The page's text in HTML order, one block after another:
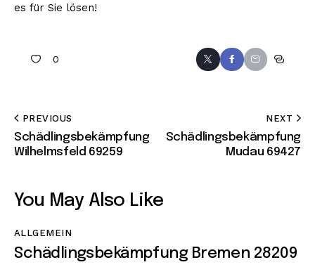
es für Sie lösen!
0
PREVIOUS
Schädlingsbekämpfung
Wilhelmsfeld 69259
NEXT
Schädlingsbekämpfung
Mudau 69427
You May Also Like
ALLGEMEIN
Schädlingsbekämpfung Bremen 28209